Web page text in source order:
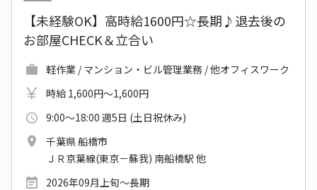
【未経験OK】高時給1600円☆長期♪退去後の
お部屋CHECK＆立合い
軽作業 / マンション・ビル管理業務 / 他オフィスワーク
時給 1,600円～1,600円
9:00～18:00 週5日 (土日祝休み)
千葉県 船橋市
ＪＲ京葉線(東京－蘇我) 南船橋駅 他
2026年09月上旬～長期